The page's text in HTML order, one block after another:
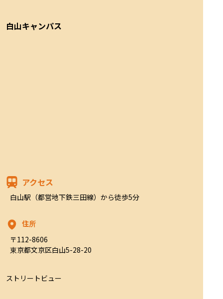
白山キャンパス
アクセス
白山駅（都営地下鉄三田線）から徒歩5分
住所
〒112-8606
東京都文京区白山5-28-20
ストリートビュー